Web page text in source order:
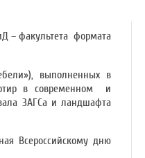
– факультета формата
выполненных в
в современном и
ЗАГСа и ландшафта
Всероссийскому дню